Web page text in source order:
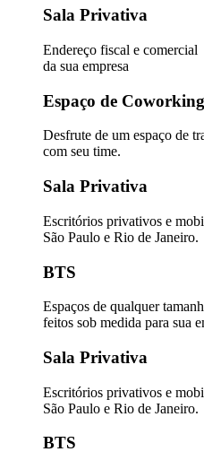
Sala Privativa
Endereço fiscal e comercial
da sua empresa
Espaço de Coworking
Desfrute de um espaço de
com seu time.
Sala Privativa
Escritórios privativos e
São Paulo e Rio de Janeiro.
BTS
Espaços de qualquer
feitos sob medida para sua
Sala Privativa
Escritórios privativos e
São Paulo e Rio de Janeiro.
BTS